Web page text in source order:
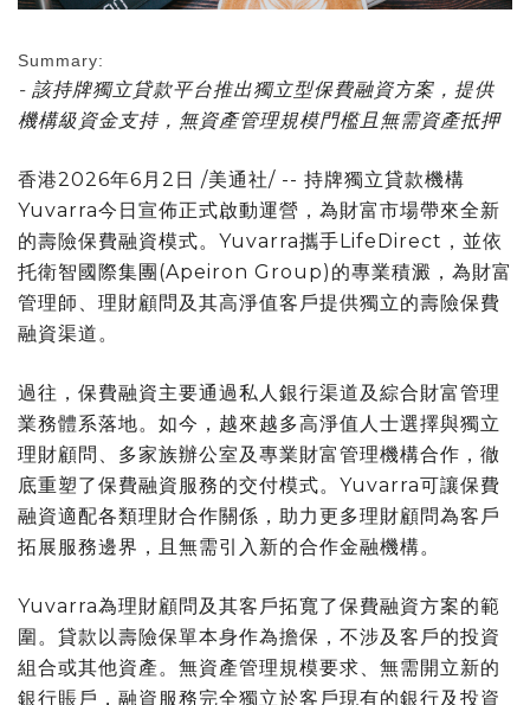
Summary:
- 該持牌獨立貸款平台推出獨立型保費融資方案，提供
機構級資金支持，無資產管理規模門檻且無需資產抵押
香港2026年6月2日 /美通社/ -- 持牌獨立貸款機構
Yuvarra今日宣佈正式啟動運營，為財富市場帶來全新
的壽險保費融資模式。Yuvarra攜手LifeDirect，並依
托衛智國際集團(Apeiron Group)的專業積澱，為財富
管理師、理財顧問及其高淨值客戶提供獨立的壽險保費
融資渠道。
過往，保費融資主要通過私人銀行渠道及綜合財富管理
業務體系落地。如今，越來越多高淨值人士選擇與獨立
理財顧問、多家族辦公室及專業財富管理機構合作，徹
底重塑了保費融資服務的交付模式。Yuvarra可讓保費
融資適配各類理財合作關係，助力更多理財顧問為客戶
拓展服務邊界，且無需引入新的合作金融機構。
Yuvarra為理財顧問及其客戶拓寬了保費融資方案的範
圍。貸款以壽險保單本身作為擔保，不涉及客戶的投資
組合或其他資產。無資產管理規模要求、無需開立新的
銀行賬戶，融資服務完全獨立於客戶現有的銀行及投資